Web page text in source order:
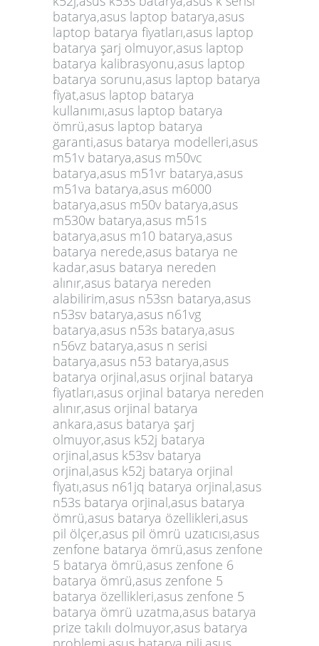
batarya,asus laptop batarya,asus
laptop batarya fiyatları,asus laptop
batarya şarj olmuyor,asus laptop
batarya kalibrasyonu,asus laptop
batarya sorunu,asus laptop batarya
fiyat,asus laptop batarya
kullanımı,asus laptop batarya
ömrü,asus laptop batarya
garanti,asus batarya modelleri,asus
m51v batarya,asus m50vc
batarya,asus m51vr batarya,asus
m51va batarya,asus m6000
batarya,asus m50v batarya,asus
m530w batarya,asus m51s
batarya,asus m10 batarya,asus
batarya nerede,asus batarya ne
kadar,asus batarya nereden
alınır,asus batarya nereden
alabilirim,asus n53sn batarya,asus
n53sv batarya,asus n61vg
batarya,asus n53s batarya,asus
n56vz batarya,asus n serisi
batarya,asus n53 batarya,asus
batarya orjinal,asus orjinal batarya
fiyatları,asus orjinal batarya nereden
alınır,asus orjinal batarya
ankara,asus batarya şarj
olmuyor,asus k52j batarya
orjinal,asus k53sv batarya
orjinal,asus k52j batarya orjinal
fiyatı,asus n61jq batarya orjinal,asus
n53s batarya orjinal,asus batarya
ömrü,asus batarya özellikleri,asus
pil ölçer,asus pil ömrü uzatıcısı,asus
zenfone batarya ömrü,asus zenfone
5 batarya ömrü,asus zenfone 6
batarya ömrü,asus zenfone 5
batarya özellikleri,asus zenfone 5
batarya ömrü uzatma,asus batarya
prize takılı dolmuyor,asus batarya